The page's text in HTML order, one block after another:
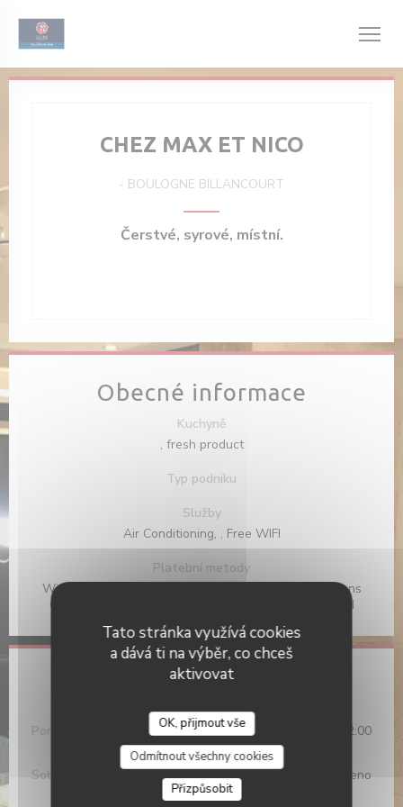
Tato stránka využívá cookies
a dává ti na výběr, co chceš
aktivovat
OK, přijmout vše
Odmítnout všechny cookies
Přizpůsobit
CHEZ MAX ET NICO
- BOULOGNE BILLANCOURT
Čerstvé, syrové, místní.
Obecné informace
Kuchyně
, fresh product
Typ podniku
Služby
Air Conditioning, , Free WIFI
Platební metody
Without contact, Paiement Sans ContactPaiement Sans
Contact, Cash, Eurocard/Mastercard, Visa, Debit Card
Otevírací hodiny
Pon 12:00 - 14:15 19:00 - 22:00
Sob Zavřeno